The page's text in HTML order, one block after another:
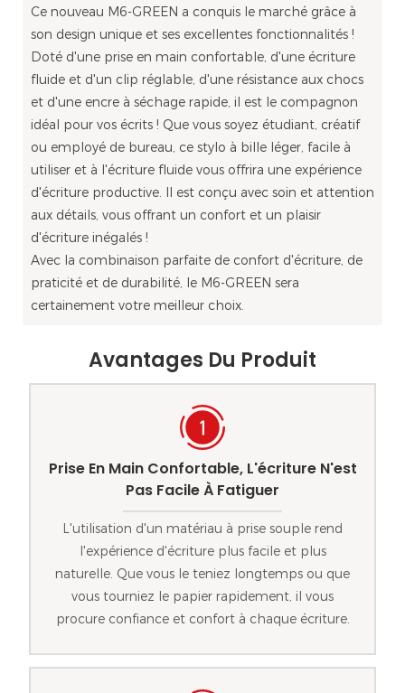
Ce nouveau M6-GREEN a conquis le marché grâce à
son design unique et ses excellentes fonctionnalités !
Doté d'une prise en main confortable, d'une écriture
fluide et d'un clip réglable, d'une résistance aux chocs
et d'une encre à séchage rapide, il est le compagnon
idéal pour vos écrits ! Que vous soyez étudiant, créatif
ou employé de bureau, ce stylo à bille léger, facile à
utiliser et à l'écriture fluide vous offrira une expérience
d'écriture productive. Il est conçu avec soin et attention
aux détails, vous offrant un confort et un plaisir
d'écriture inégalés !
Avec la combinaison parfaite de confort d'écriture, de
praticité et de durabilité, le M6-GREEN sera
certainement votre meilleur choix.
Avantages Du Produit
Prise En Main Confortable, L'écriture N'est
Pas Facile À Fatiguer
L'utilisation d'un matériau à prise souple rend
l'expérience d'écriture plus facile et plus
naturelle. Que vous le teniez longtemps ou que
vous tourniez le papier rapidement, il vous
procure confiance et confort à chaque écriture.